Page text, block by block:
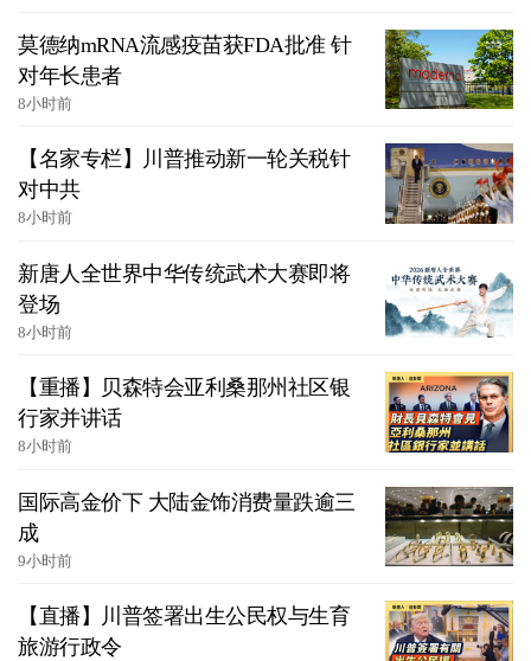
莫德纳mRNA流感疫苗获FDA批准 针
对年长患者
8小时前
【名家专栏】川普推动新一轮关税针
对中共
8小时前
新唐人全世界中华传统武术大赛即将
登场
8小时前
【重播】贝森特会亚利桑那州社区银
行家并讲话
8小时前
国际高金价下 大陆金饰消费量跌逾三
成
9小时前
【直播】川普签署出生公民权与生育
旅游行政令